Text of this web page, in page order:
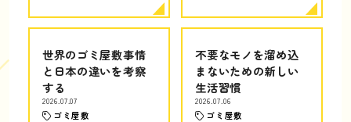
世界のゴミ屋敷事情
と日本の違いを考察
する
2026.07.07
ゴミ屋敷
不要なモノを溜め込
まないための新しい
生活習慣
2026.07.06
ゴミ屋敷